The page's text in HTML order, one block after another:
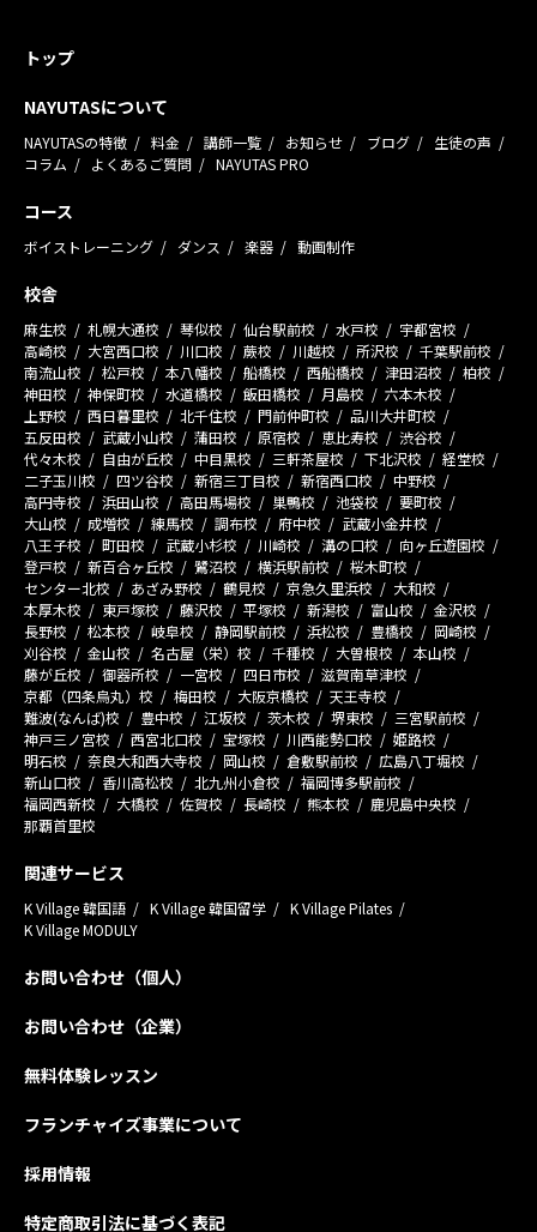
トップ
NAYUTASについて
NAYUTASの特徴 料金 講師一覧 お知らせ ブログ
生徒の声
コラム
よくあるご質問 NAYUTAS PRO
コース
ボイストレーニング ダンス 楽器 動画制作
校舎
麻生校 札幌大通校 琴似校 仙台駅前校 水戸校
宇都宮校
高崎校
大宮西口校 川口校 蕨校 川越校 所沢校
千葉駅前校
南流山校
松戸校 本八幡校 船橋校 西船橋校 津田沼校
柏校
神田校
神保町校 水道橋校 飯田橋校 月島校
六本木校
上野校
西日暮里校 北千住校 門前仲町校
品川大井町校
五反田校
武蔵小山校 蒲田校 原宿校 恵比寿校
渋谷校
代々木校
自由が丘校 中目黒校 三軒茶屋校 下北沢校
経堂校
二子玉川校
四ツ谷校 新宿三丁目校 新宿西口校
中野校
高円寺校
浜田山校 高田馬場校 巣鴨校 池袋校
要町校
大山校
成増校 練馬校 調布校 府中校
武蔵小金井校
八王子校
町田校 武蔵小杉校 川崎校 溝の口校
向ヶ丘遊園校
登戸校
新百合ヶ丘校 鷺沼校 横浜駅前校
桜木町校
センター北校
あざみ野校 鶴見校 京急久里浜校
大和校
本厚木校
東戸塚校 藤沢校 平塚校 新潟校 富山校
金沢校
長野校
松本校 岐阜校 静岡駅前校 浜松校 豊橋校
岡崎校
刈谷校
金山校 名古屋（栄）校 千種校 大曽根校
本山校
藤が丘校
御器所校 一宮校 四日市校
滋賀南草津校
京都（四条烏丸）校
梅田校 大阪京橋校
天王寺校
難波(なんば)校
豊中校 江坂校 茨木校 堺東校
三宮駅前校
神戸三ノ宮校
西宮北口校 宝塚校 川西能勢口校
姫路校
明石校
奈良大和西大寺校 岡山校 倉敷駅前校
広島八丁堀校
新山口校
香川高松校 北九州小倉校
福岡博多駅前校
福岡西新校
大橋校 佐賀校 長崎校 熊本校
鹿児島中央校
那覇首里校
関連サービス
K Village 韓国語 K Village 韓国留学
K Village Pilates
K Village MODULY
お問い合わせ（個人）
お問い合わせ（企業）
無料体験レッスン
フランチャイズ事業について
採用情報
特定商取引法に基づく表記